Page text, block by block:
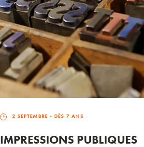
2 SEPTEMBRE - DÈS 7 ANS
IMPRESSIONS PUBLIQUES